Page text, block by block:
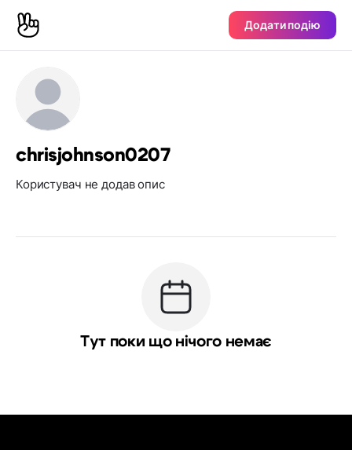
Додати подію
chrisjohnson0207
Користувач не додав опис
Тут поки що нічого немає